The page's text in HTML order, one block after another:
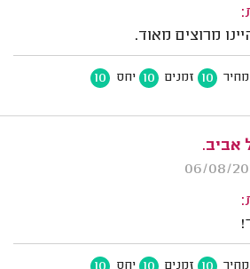
מרוצים מאוד.
מחיר 10 זמנים 10 יחס 10
אביב.
מחיר זמנים יחס